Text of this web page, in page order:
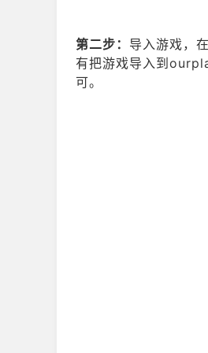
第二步： 导入游戏，
有把游戏导入到
可。